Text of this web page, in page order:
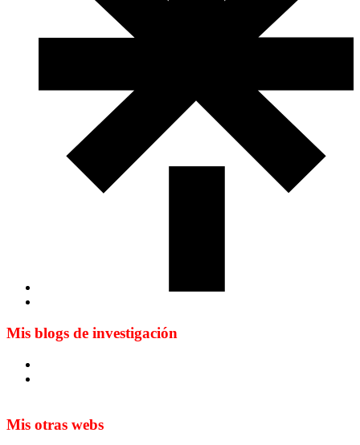
Mis blogs de investigación
Mis otras webs